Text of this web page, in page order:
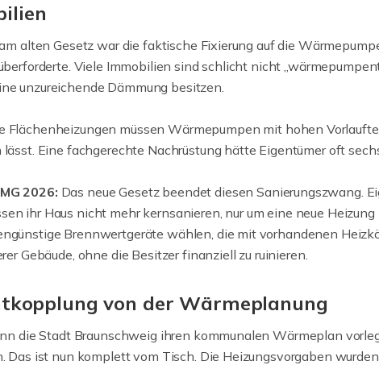
alten Gesetz war die faktische Fixierung auf die
Viele Immobilien sind schlicht nicht
unzureichende Dämmung besitzen.
Flächenheizungen müssen Wärmepumpen mit hohen
Eine fachgerechte Nachrüstung hätte Eigentümer oft
2026: Das neue Gesetz beendet diesen Sanierungszwang.
ihr Haus nicht mehr kernsanieren, nur um eine neue Heizung
Brennwertgeräte wählen, die mit vorhandenen
Gebäude, ohne die Besitzer finanziell zu ruinieren.
von der Wärmeplanung
die Stadt Braunschweig ihren kommunalen Wärmeplan
Das ist nun komplett vom Tisch. Die Heizungsvorgaben